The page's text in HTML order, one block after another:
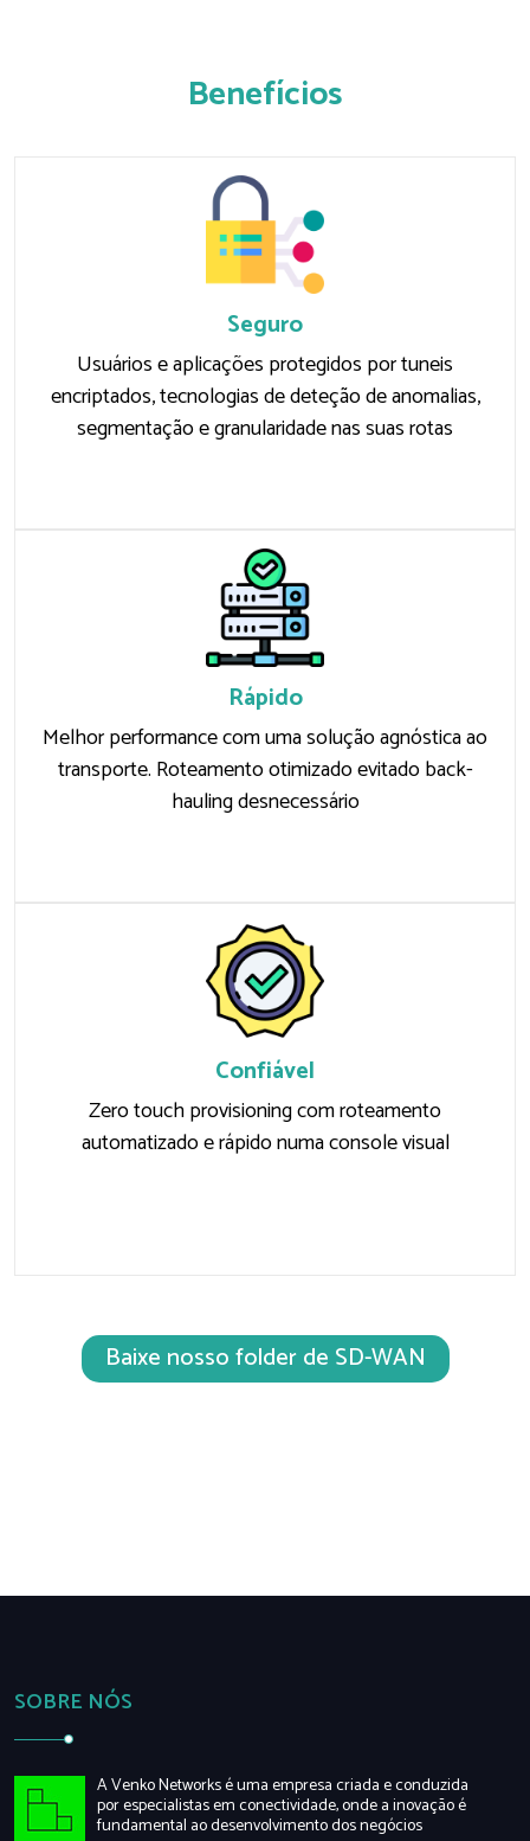
Benefícios
Seguro
Usuários e aplicações protegidos por tuneis
encriptados, tecnologias de deteção de anomalias,
segmentação e granularidade nas suas rotas
Rápido
Melhor performance com uma solução agnóstica ao
transporte. Roteamento otimizado evitado back-
hauling desnecessário
Confiável
Zero touch provisioning com roteamento
automatizado e rápido numa console visual
Baixe nosso folder de SD-WAN
SOBRE NÓS
A Venko Networks é uma empresa criada e conduzida
por especialistas em conectividade, onde a inovação é
fundamental ao desenvolvimento dos negócios